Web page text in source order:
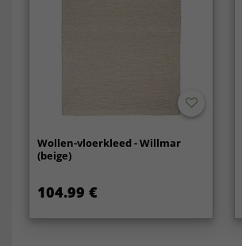
Wollen-vloerkleed - Willmar
(beige)
104.99 €